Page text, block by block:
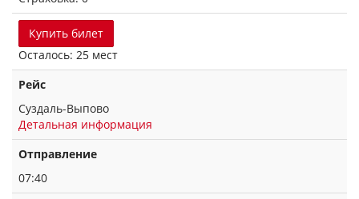
Купить билет
Осталось: 25 мест
Рейс
Суздаль-Выпово
Детальная информация
Отправление
07:40